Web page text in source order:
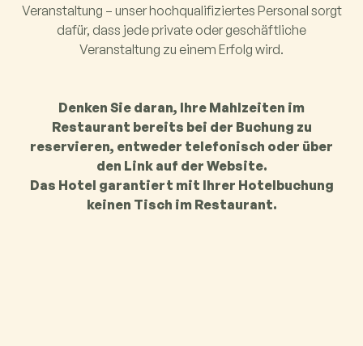
Veranstaltung – unser hochqualifiziertes Personal sorgt
dafür, dass jede private oder geschäftliche
Veranstaltung zu einem Erfolg wird.
Denken Sie daran, Ihre Mahlzeiten im
Restaurant bereits bei der Buchung zu
reservieren, entweder telefonisch oder über
den Link auf der Website.
Das Hotel garantiert mit Ihrer Hotelbuchung
keinen Tisch im Restaurant.